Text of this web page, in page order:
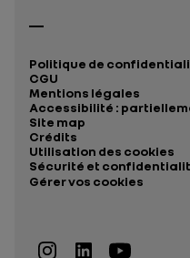
Politique de
CGU
Mentions légales
Accessibilité :
Site map
Crédits
Utilisation des cookies
Sécurité et
Gérer vos cookies